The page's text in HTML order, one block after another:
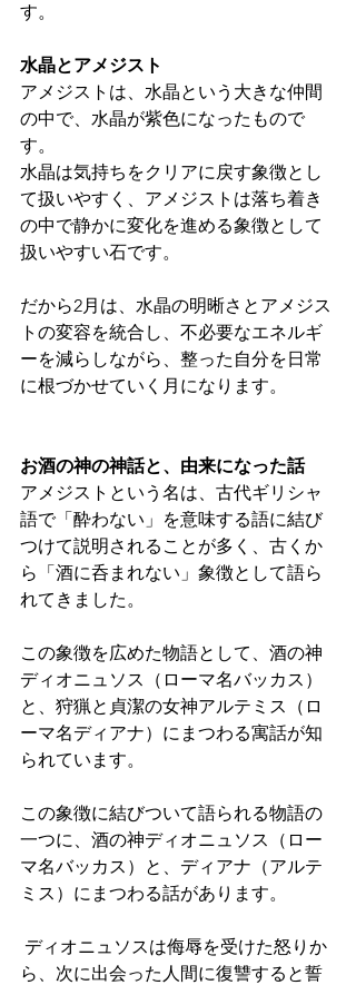
す。
水晶とアメジスト
アメジストは、水晶という大きな仲間
の中で、水晶が紫色になったもので
す。
水晶は気持ちをクリアに戻す象徴とし
て扱いやすく、アメジストは落ち着き
の中で静かに変化を進める象徴として
扱いやすい石です。
だから2月は、水晶の明晰さとアメジス
トの変容を統合し、不必要なエネルギ
ーを減らしながら、整った自分を日常
に根づかせていく月になります。
お酒の神の神話と、由来になった話
アメジストという名は、古代ギリシャ
語で「酔わない」を意味する語に結び
つけて説明されることが多く、古くか
ら「酒に呑まれない」象徴として語ら
れてきました。
この象徴を広めた物語として、酒の神
ディオニュソス（ローマ名バッカス）
と、狩猟と貞潔の女神アルテミス（ロ
ーマ名ディアナ）にまつわる寓話が知
られています。
この象徴に結びついて語られる物語の
一つに、酒の神ディオニュソス（ロー
マ名バッカス）と、ディアナ（アルテ
ミス）にまつわる話があります。
ら、次に出会った人間に復讐すると誓